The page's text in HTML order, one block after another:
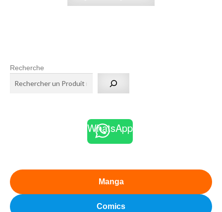
Recherche
WhatsApp
Manga
Comics